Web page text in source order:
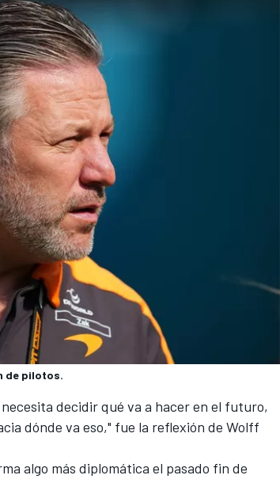
de pilotos.
decidir qué va a hacer en el futuro,
dónde va eso," fue la reflexión de Wolff
algo más diplomática el pasado fin de